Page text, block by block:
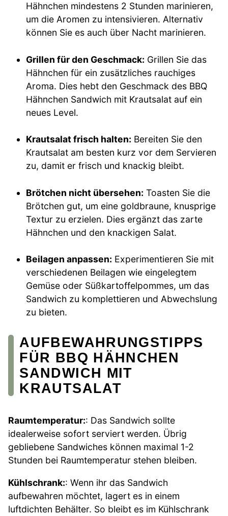
Hähnchen mindestens 2 Stunden marinieren,
um die Aromen zu intensivieren. Alternativ
können Sie es auch über Nacht marinieren.
Grillen für den Geschmack: Grillen Sie das
Hähnchen für ein zusätzliches rauchiges
Aroma. Dies hebt den Geschmack des BBQ
Hähnchen Sandwich mit Krautsalat auf ein
neues Level.
Krautsalat frisch halten: Bereiten Sie den
Krautsalat am besten kurz vor dem Servieren
zu, damit er frisch und knackig bleibt.
Brötchen nicht übersehen: Toasten Sie die
Brötchen gut, um eine goldbraune, knusprige
Textur zu erzielen. Dies ergänzt das zarte
Hähnchen und den knackigen Salat.
Beilagen anpassen: Experimentieren Sie mit
verschiedenen Beilagen wie eingelegtem
Gemüse oder Süßkartoffelpommes, um das
Sandwich zu komplettieren und Abwechslung
zu bieten.
AUFBEWAHRUNGSTIPPS
FÜR BBQ HÄHNCHEN
SANDWICH MIT
KRAUTSALAT
Raumtemperatur:: Das Sandwich sollte
idealerweise sofort serviert werden. Übrig
gebliebene Sandwiches können maximal 1-2
Stunden bei Raumtemperatur stehen bleiben.
Kühlschrank:: Wenn ihr das Sandwich
aufbewahren möchtet, lagert es in einem
luftdichten Behälter. So bleibt es im Kühlschrank